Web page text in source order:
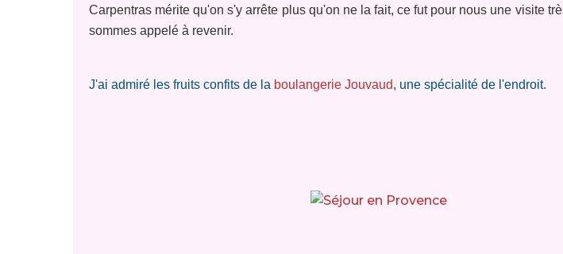
Carpentras mérite qu'on s'y arrête plus qu'on ne la fait, ce fut pour nous une visite
sommes appelé à revenir.
J'ai admiré les fruits confits de la boulangerie Jouvaud, une spécialité de l'endroit.